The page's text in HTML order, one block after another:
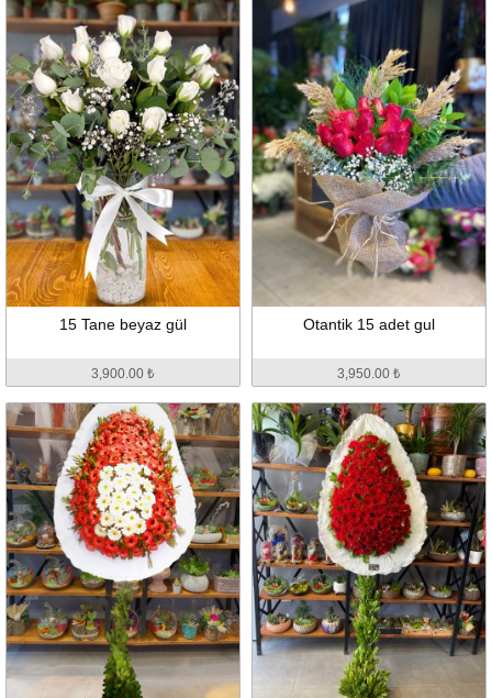
15 Tane beyaz gül
3,900.00 ₺
Otantik 15 adet gul
3,950.00 ₺